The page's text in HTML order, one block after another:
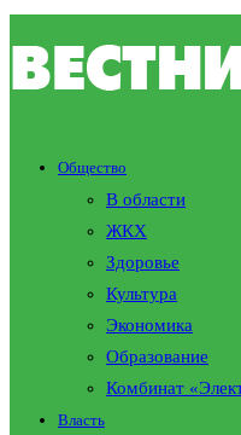
Общество
В области
ЖКХ
Здоровье
Культура
Экономика
Образование
Комбинат
Власть